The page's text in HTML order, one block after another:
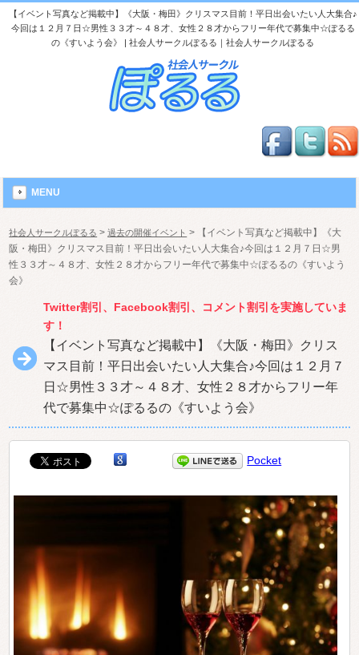
【イベント写真など掲載中】《大阪・梅田》クリスマス目前！平日出会いたい人大集合♪
今回は１２月７日☆男性３３才～４８才、女性２８才からフリー年代で募集中☆ぽるる
の《すいよう会》 | 社会人サークルぽるる｜社会人サークルぽるる
MENU
社会人サークルぽるる >過去の開催イベント >
【イベント写真など掲載中】《大
阪・梅田》クリスマス目前！平日出会いたい人大集合♪今回は１２月７日☆男
性３３才～４８才、女性２８才からフリー年代で募集中☆ぽるるの《すいよう
会》
Twitter割引、Facebook割引、コメント割引を実施していま
す！
【イベント写真など掲載中】《大阪・梅田》クリス
マス目前！平日出会いたい人大集合♪今回は１２月７
日☆男性３３才～４８才、女性２８才からフリー年
代で募集中☆ぽるるの《すいよう会》
Pocket